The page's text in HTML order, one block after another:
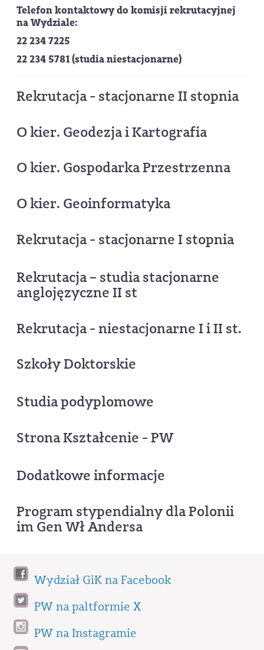
Telefon kontaktowy do komisji rekrutacyjnej
na Wydziale:
22 234 7225
22 234 5781 (studia niestacjonarne)
Rekrutacja - stacjonarne II stopnia
O kier. Geodezja i Kartografia
O kier. Gospodarka Przestrzenna
O kier. Geoinformatyka
Rekrutacja - stacjonarne I stopnia
Rekrutacja – studia stacjonarne
anglojęzyczne II st
Rekrutacja - niestacjonarne I i II st.
Szkoły Doktorskie
Studia podyplomowe
Strona Kształcenie - PW
Dodatkowe informacje
Program stypendialny dla Polonii
im Gen Wł Andersa
Wydział GiK na Facebook
PW na paltformie X
PW na Instagramie